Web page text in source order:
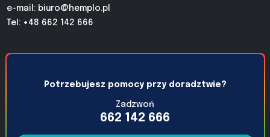
e-mail: biuro@hemplo.pl
Tel: +48 662 142 666
Potrzebujesz pomocy przy doradztwie?
Zadzwoń
662 142 666